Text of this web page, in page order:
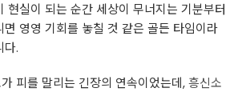
현실이 되는 순간 세상이 무너지는 기분부터
영영 기회를 놓칠 것 같은 골든 타임이라
다.
피를 말리는 긴장의 연속이었는데,흥신소